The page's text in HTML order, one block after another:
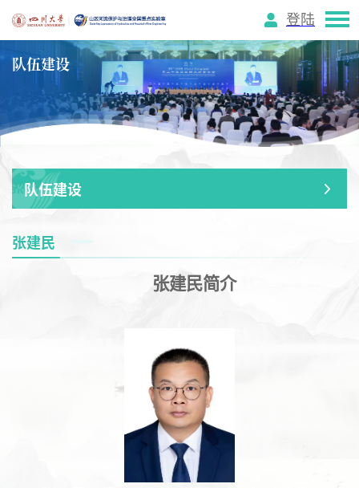
登陆
队伍建设
队伍建设
张建民
张建民简介